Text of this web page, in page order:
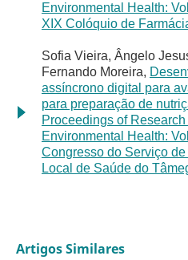
Environmental Health:
XIX Colóquio de
Sofia Vieira, Ângelo
Fernando Moreira,
assíncrono digital para
para preparação de
Proceedings of
Environmental Health:
Congresso do Serviço
Local de Saúde do
Artigos Similares